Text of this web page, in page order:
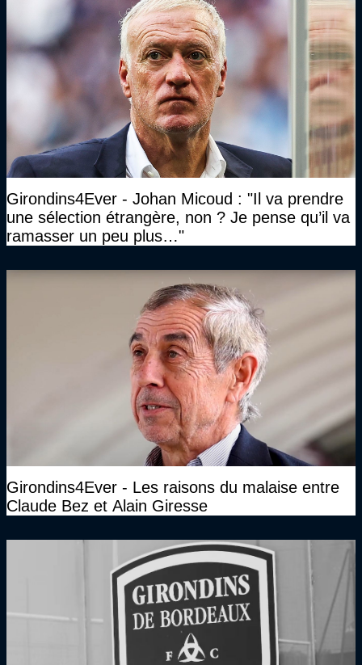
Girondins4Ever - Johan Micoud : "Il va prendre
une sélection étrangère, non ? Je pense qu’il va
ramasser un peu plus…"
Girondins4Ever - Les raisons du malaise entre
Claude Bez et Alain Giresse